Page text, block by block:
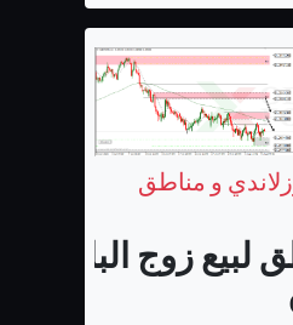
و مناطق
زوج الباوند